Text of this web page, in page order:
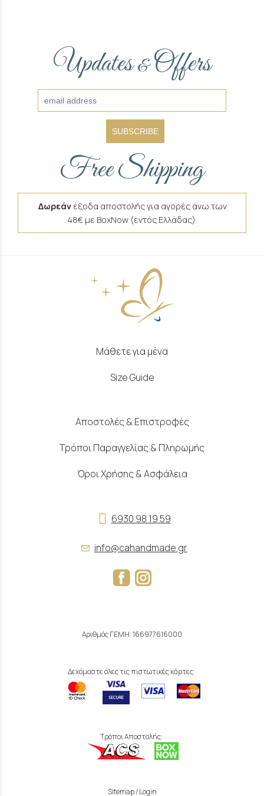
Updates&Offers
SUBSCRIBE
Free Shipping
Δωρεάν έξοδα αποστολής για αγορές άνω των
48€ με BoxNow (εντός Ελλάδας).
Μάθετε για μένα
Size Guide
Αποστολές & Επιστροφές
Τρόποι Παραγγελίας & Πληρωμής
Όροι Χρήσης & Ασφάλεια
6930 98 19 59
info@cahandmade.gr
Αριθμός ΓΕΜΗ: 166977616000
Δεχόμαστε όλες τις πιστωτικές κάρτες:
Τρόποι Αποστολής:
Sitemap/Login